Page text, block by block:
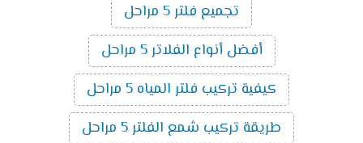
تجميع فلتر 5 مراحل
أفضل أنواع الفلاتر 5 مراحل
كيفية تركيب فلتر المياه 5 مراحل
طريقة تركيب شمع الفلتر 5 مراحل